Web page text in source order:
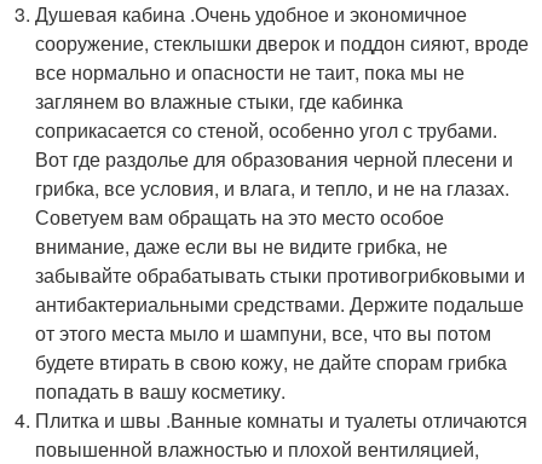
Душевая кабина .Очень удобное и экономичное
сооружение, стеклышки дверок и поддон сияют, вроде
все нормально и опасности не таит, пока мы не
заглянем во влажные стыки, где кабинка
соприкасается со стеной, особенно угол с трубами.
Вот где раздолье для образования черной плесени и
грибка, все условия, и влага, и тепло, и не на глазах.
Советуем вам обращать на это место особое
внимание, даже если вы не видите грибка, не
забывайте обрабатывать стыки противогрибковыми и
антибактериальными средствами. Держите подальше
от этого места мыло и шампуни, все, что вы потом
будете втирать в свою кожу, не дайте спорам грибка
попадать в вашу косметику.
Плитка и швы .Ванные комнаты и туалеты отличаются
повышенной влажностью и плохой вентиляцией,